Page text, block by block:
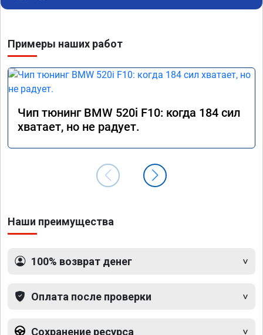
Примеры наших работ
Чип тюнинг BMW 520i F10: когда 184 сил
хватает, но не радует.
Наши преимущества
100% возврат денег
Оплата после проверки
Сохранение ресурса